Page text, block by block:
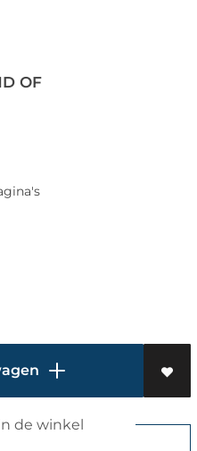
OF
de winkel